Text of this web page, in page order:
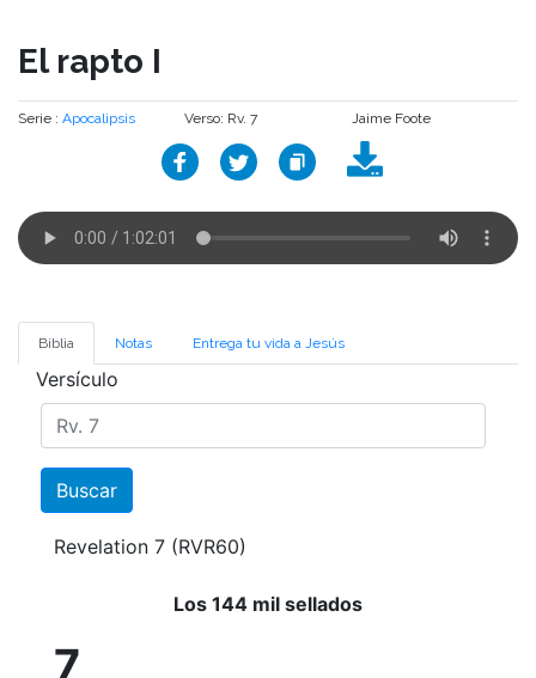
El rapto I
Serie : Apocalipsis Verso: Rv. 7 Jaime Foote
Biblia Notas Entrega tu vida a Jesús